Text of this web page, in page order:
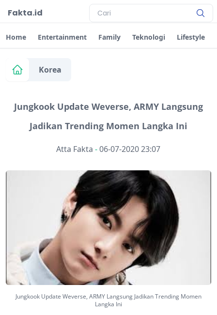
Fakta.id
Home Entertainment Family Teknologi Lifestyle
Korea
Jungkook Update Weverse, ARMY Langsung
Jadikan Trending Momen Langka Ini
Atta Fakta -06-07-2020 23:07
Jungkook Update Weverse, ARMY Langsung Jadikan Trending Momen
Langka Ini